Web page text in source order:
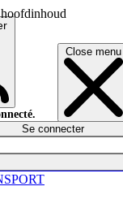
Close menu
Se connecter